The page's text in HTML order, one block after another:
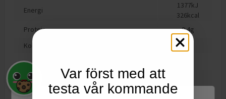
Energi
1377kJ
326kcal
Protein
9.4g
Kolhydrat
55
Fett
varav mättat fett
Var först med att
testa vår kommande